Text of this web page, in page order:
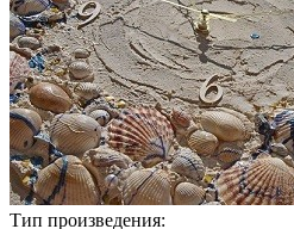
Тип произведения: